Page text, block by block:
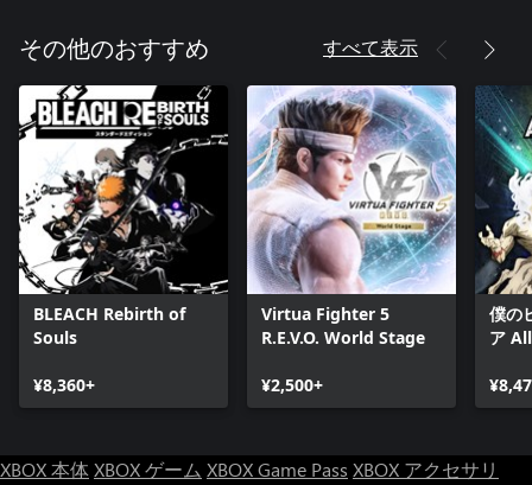
その他のおすすめ すべて表示
BLEACH Rebirth of
Souls
¥8,360+
Virtua Fighter 5
R.E.V.O. World Stage
¥2,500+
僕の
ア
XBOX 本体XBOX ゲーム XBOX Game Pass XBOX アクセサリ